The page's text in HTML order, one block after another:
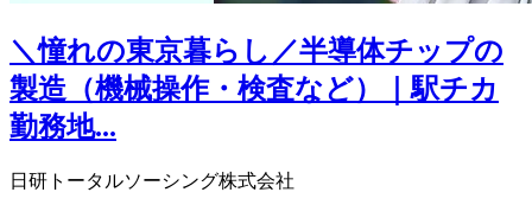
＼憧れの東京暮らし／半導体チップの
製造（機械操作・検査など）｜駅チカ
勤務地...
日研トータルソーシング株式会社